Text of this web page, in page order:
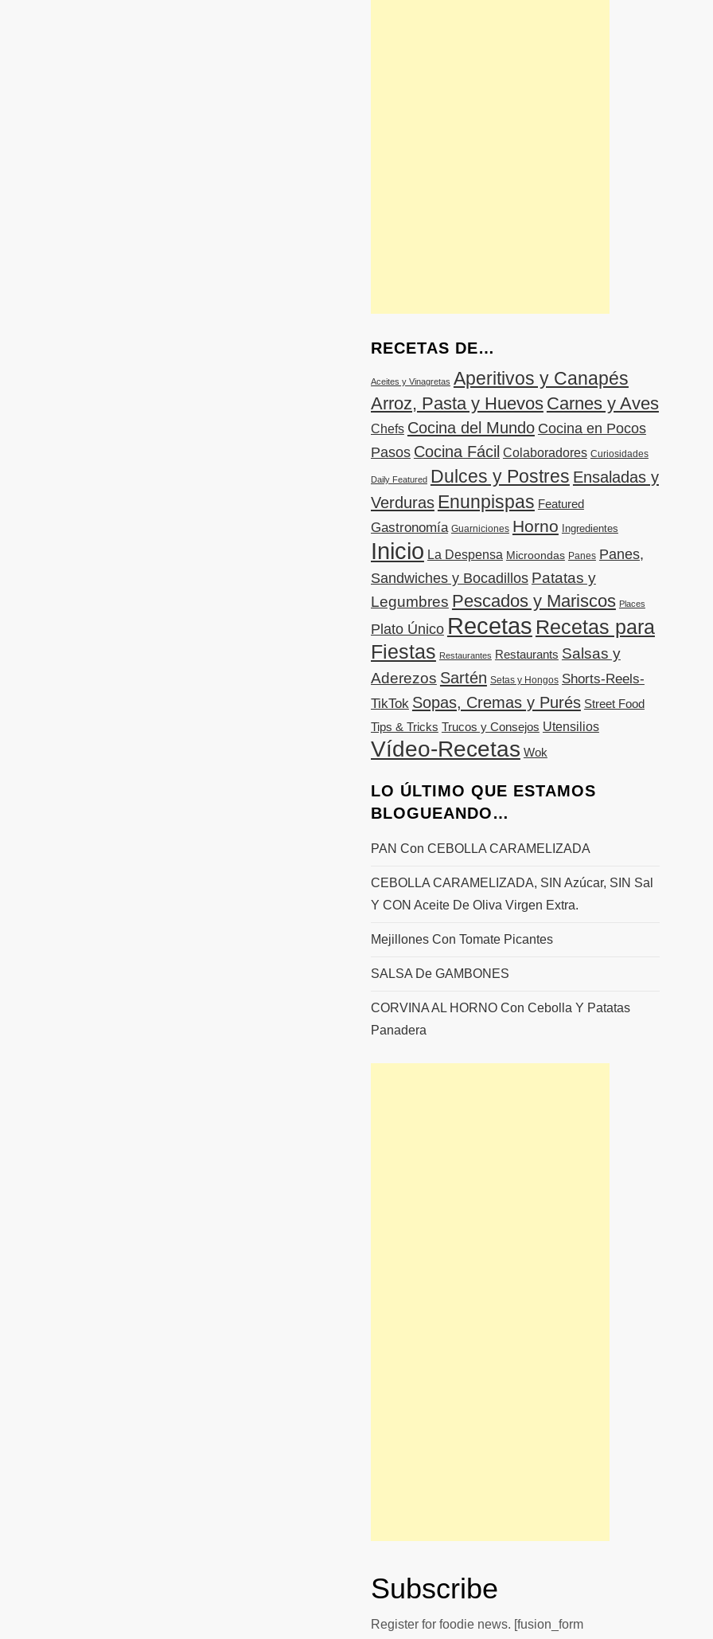
RECETAS DE…
Aceites y Vinagretas Aperitivos y Canapés
Arroz, Pasta y Huevos Carnes y Aves
Chefs Cocina del Mundo Cocina en Pocos
Pasos Cocina Fácil Colaboradores Curiosidades
Daily Featured Dulces y Postres Ensaladas y
Verduras Enunpispas Featured
Gastronomía Guarniciones Horno Ingredientes
Inicio La Despensa Microondas Panes Panes,
Sandwiches y Bocadillos Patatas y
Legumbres Pescados y Mariscos Places
Plato Único Recetas Recetas para
Fiestas Restaurantes Restaurants Salsas y
Aderezos Sartén Setas y Hongos Shorts-Reels-
TikTok Sopas, Cremas y Purés Street Food
Tips & Tricks Trucos y Consejos Utensilios
Vídeo-Recetas Wok
LO ÚLTIMO QUE ESTAMOS
BLOGUEANDO…
PAN Con CEBOLLA CARAMELIZADA
CEBOLLA CARAMELIZADA, SIN Azúcar, SIN Sal
Y CON Aceite De Oliva Virgen Extra.
Mejillones Con Tomate Picantes
SALSA De GAMBONES
CORVINA AL HORNO Con Cebolla Y Patatas
Panadera
Subscribe
Register for foodie news. [fusion_form